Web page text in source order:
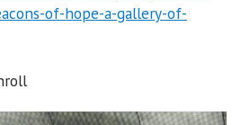
of-hope-a-gallery-of-